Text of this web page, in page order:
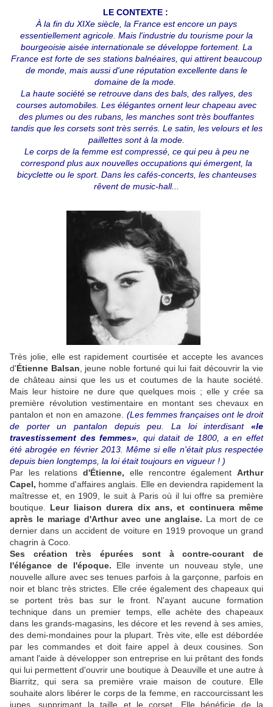
LE CONTEXTE :
À la fin du XIXe siècle, la France est encore un pays
essentiellement agricole. Mais l'industrie du tourisme pour la
bourgeoisie aisée internationale se développe fortement. La
France est forte de ses stations balnéaires, qui attirent beaucoup
de monde, mais aussi d'une réputation excellente dans le
domaine de la mode.
La haute société se retrouve dans des bals, des rallyes, des
courses automobiles. Les élégantes ornent leur chapeau avec
des plumes ou des rubans, les manches sont très bouffantes
tandis que les corsets sont très serrés. Le satin, les velours et les
paillettes sont à la mode.
Le corps de la femme est compressé, ce qui peu à peu ne
correspond plus aux nouvelles occupations qui émergent, la
bicyclette ou le sport. Dans les cafés-concerts, les chanteuses
rêvent de music-hall...
Très jolie, elle est rapidement courtisée et accepte les avances
d'Étienne Balsan , jeune noble fortuné qui lui fait découvrir la vie
de château ainsi que les us et coutumes de la haute société.
Mais leur histoire ne dure que quelques mois ; elle y crée sa
première révolution vestimentaire en montant ses chevaux en
pantalon et non en amazone. (Les femmes françaises ont le droit
de porter un pantalon depuis peu. La loi interdisant «le
travestissement des femmes» , qui datait de 1800, a en effet
été abrogée en février 2013. Même si elle n'était plus respectée
depuis bien longtemps, la loi était toujours en vigueur ! )
Par les relationsd'Étienne, elle rencontre égalementArthur
Capel, homme d'affaires anglais. Elle en deviendra rapidement la
maîtresse et, en 1909, le suit à Paris où il lui offre sa première
boutique.
Leur liaison durera dix ans, et continuera même
après le mariage d'Arthur avec une anglaise. La mort de ce
dernier dans un accident de voiture en 1919 provoque un grand
chagrin à Coco.
Ses création très épurées sont à contre-courant de
l'élégance de l'époque. Elle invente un nouveau style, une
nouvelle allure avec ses tenues parfois à la garçonne, parfois en
noir et blanc très strictes. Elle crée également des chapeaux qui
se portent très bas sur le front. N'ayant aucune formation
technique dans un premier temps, elle achète des chapeaux
dans les grands-magasins, les décore et les revend à ses amies,
des demi-mondaines pour la plupart. Très vite, elle est débordée
par les commandes et doit faire appel à deux cousines. Son
amant l'aide à développer son entreprise en lui prêtant des fonds
qui lui permettent d'ouvrir une boutique à Deauville et une autre à
Biarritz, qui sera sa première vraie maison de couture. Elle
souhaite alors libérer le corps de la femme, en raccourcissant les
jupes, supprimant la taille et le corset. Elle bénéficie de la